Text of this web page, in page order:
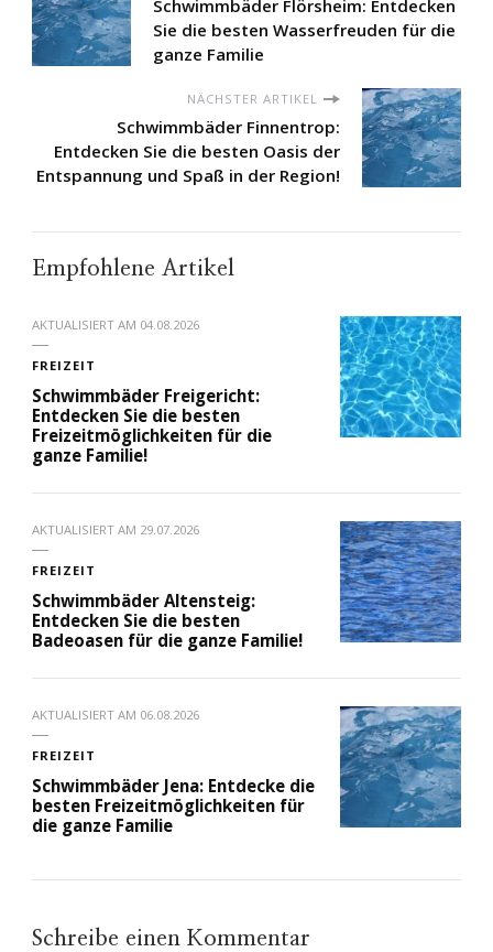
Schwimmbäder Flörsheim: Entdecken
Sie die besten Wasserfreuden für die
ganze Familie
NÄCHSTER ARTIKEL
Schwimmbäder Finnentrop:
Entdecken Sie die besten Oasis der
Entspannung und Spaß in der Region!
Empfohlene Artikel
AKTUALISIERT AM 04.08.2026
FREIZEIT
Schwimmbäder Freigericht:
Entdecken Sie die besten
Freizeitmöglichkeiten für die
ganze Familie!
AKTUALISIERT AM 29.07.2026
FREIZEIT
Schwimmbäder Altensteig:
Entdecken Sie die besten
Badeoasen für die ganze Familie!
AKTUALISIERT AM 06.08.2026
FREIZEIT
Schwimmbäder Jena: Entdecke die
besten Freizeitmöglichkeiten für
die ganze Familie
Schreibe einen Kommentar